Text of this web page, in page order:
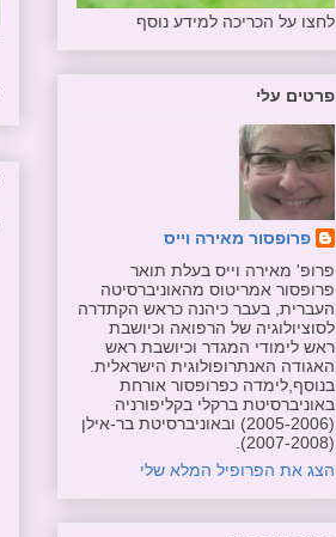
לחצו על הכריכה למידע נוסף
פרטים עלי
פרופסור מאירה וייס
פרופ' מאירה וייס בעלת תואר
פרופסור אמריטוס מהאוניברסיטה
העברית, בעבר כיהנה כראש הקתדרה
לסוציולוגיה של הרפואה וכיושבת
ראש לימודי המגדר וכיושבת ראש
האגודה האנתרופולוגית הישראלית.
בנוסף,לימדה כפרופסור אורחת
באוניברסיטת ברקלי בקליפורניה
(2005-2006) ובאוניברסיטת בר-אילן
(2007-2008).
הצג את הפרופיל המלא שלי